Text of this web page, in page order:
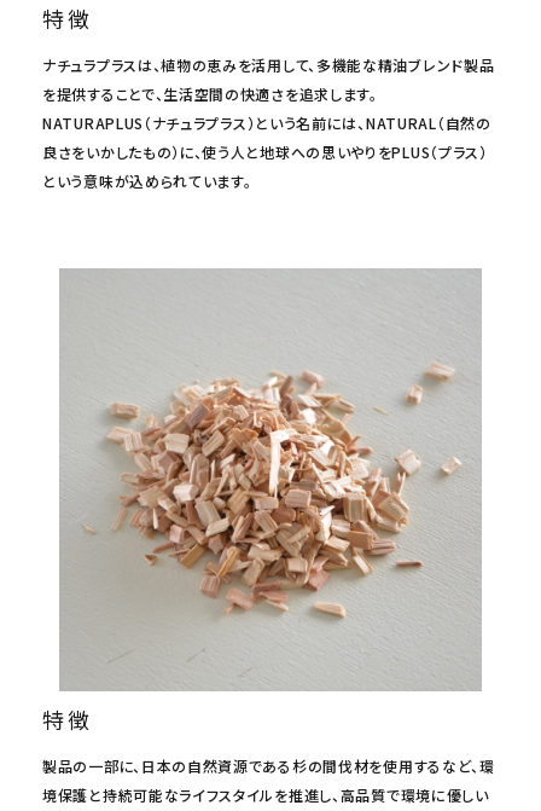
特徴
ナチュラプラスは、植物の恵みを活用して、多機能な精油ブレンド製品
を提供することで、生活空間の快適さを追求します。
NATURAPLUS（ナチュラプラス）という名前には、NATURAL（自然の
良さをいかしたもの）に、使う人と地球への思いやりをPLUS（プラス）
という意味が込められています。
特徴
製品の一部に、日本の自然資源である杉の間伐材を使用するなど、環
境保護と持続可能なライフスタイルを推進し、高品質で環境に優しい